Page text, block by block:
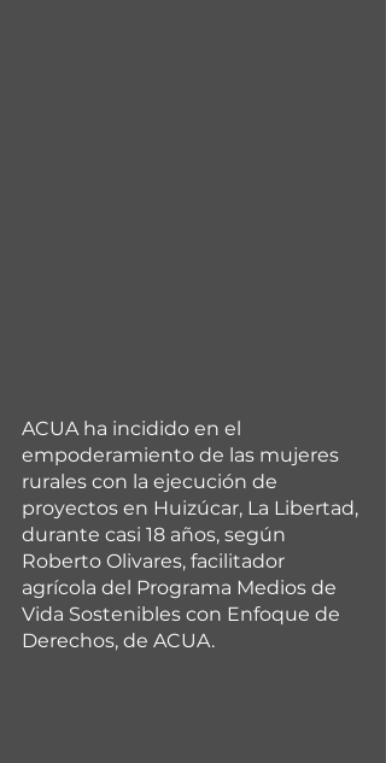
ACUA ha incidido en el
empoderamiento de las mujeres
rurales con la ejecución de
proyectos en Huizúcar, La Libertad,
durante casi 18 años, según
Roberto Olivares, facilitador
agrícola del Programa Medios de
Vida Sostenibles con Enfoque de
Derechos, de ACUA.